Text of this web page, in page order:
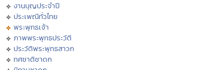
งานบุญประจำปี
ประเพณีทั่วไทย
พระพุทธเจ้า
ภาพพระพุทธประวัติ
ประวัติพระพุทธสาวก
ทศชาติชาดก